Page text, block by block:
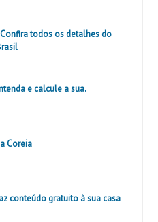
todos os detalhes do
e calcule a sua.
Coreia
conteúdo gratuito à sua casa